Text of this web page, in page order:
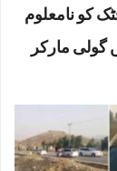
کو نامعلوم
گولی مارکر